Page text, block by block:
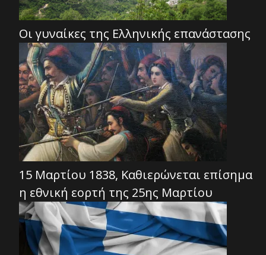
Οι γυναίκες της Ελληνικής επανάστασης
15 Μαρτίου 1838, Καθιερώνεται επίσημα
η εθνική εορτή της 25ης Μαρτίου